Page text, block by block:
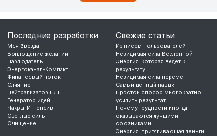
Последние разработки
Моя Звезда
Воплощение желаний
Наблюдатель
Энергоканал-Компакт
Финансовый поток
Слияние
Нейтрализатор НЛП
Генератор идей
Чакры-Интенсив
Светлые силы
Очищение
Свежие статьи
Из писем пользователей
Невидимая сила Вселенной
Энергия, которая ведет к
результату
Невидимая сила перемен
Самый ценный навык
Простой способ многократно
усилить результат
Почему трудности иногда
оказываются лучшими
союзниками
Энергия, притягивающая деньги